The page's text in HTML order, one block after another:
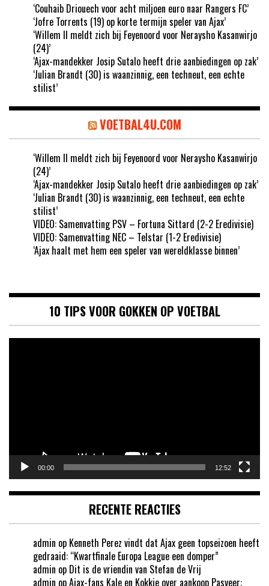
‘Couhaib Driouech voor acht miljoen euro naar Rangers FC’
‘Jofre Torrents (19) op korte termijn speler van Ajax’
‘Willem II meldt zich bij Feyenoord voor Neraysho Kasanwirjo
(24)’
‘Ajax-mandekker Josip Sutalo heeft drie aanbiedingen op zak’
‘Julian Brandt (30) is waanzinnig, een techneut, een echte
stilist’
VOETBAL4U.COM
‘Willem II meldt zich bij Feyenoord voor Neraysho Kasanwirjo
(24)’
‘Ajax-mandekker Josip Sutalo heeft drie aanbiedingen op zak’
‘Julian Brandt (30) is waanzinnig, een techneut, een echte
stilist’
VIDEO: Samenvatting PSV – Fortuna Sittard (2-2 Eredivisie)
VIDEO: Samenvatting NEC – Telstar (1-2 Eredivisie)
‘Ajax haalt met hem een speler van wereldklasse binnen’
10 TIPS VOOR GOKKEN OP VOETBAL
00:00 12:52
RECENTE REACTIES
admin op Kenneth Perez vindt dat Ajax geen topseizoen heeft
gedraaid: “Kwartfinale Europa League een domper”
admin op Dit is de vriendin van Stefan de Vrij
admin opAjax-fans Kale en Kokkie over aankoop Pasveer: